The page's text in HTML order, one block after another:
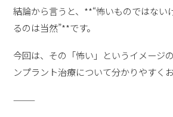
結論から言うと、**“怖いものではない
るのは当然”**です。
今回は、その「怖い」というイメージ
ンプラント治療について分かりやすく
⸻